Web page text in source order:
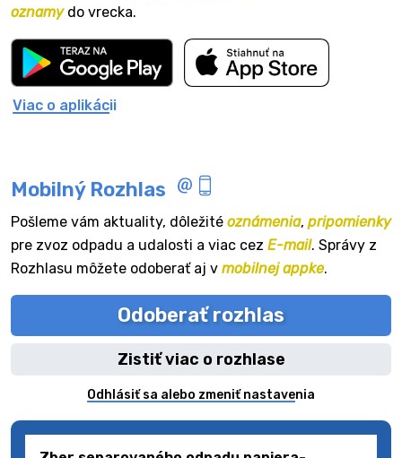
oznamydo vrecka.
Viac o aplikácii
Mobilný Rozhlas
Pošleme vám aktuality, dôležité oznámenia, pripomienky
pre zvoz odpadu a udalosti a viac cez E-mail. Správy z
Rozhlasu môžete odoberať aj v mobilnej appke.
Odoberať rozhlas
Zistiť viac o rozhlase
Odhlásiť sa alebo zmeniť nastavenia